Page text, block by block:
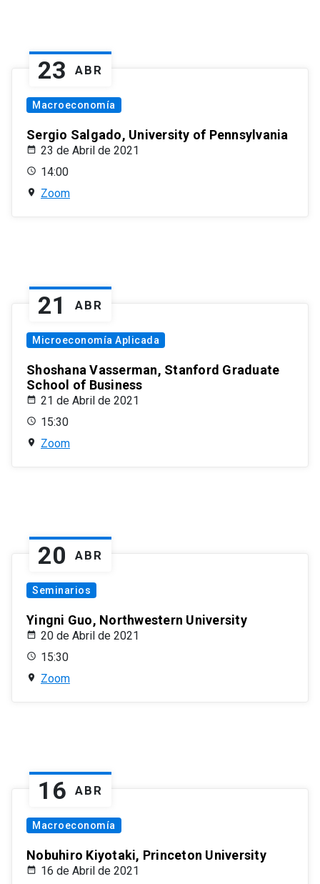
23 ABR
Macroeconomía
Sergio Salgado, University of Pennsylvania
23 de Abril de 2021
14:00
Zoom
21 ABR
Microeconomía Aplicada
Shoshana Vasserman, Stanford Graduate
School of Business
21 de Abril de 2021
15:30
Zoom
20 ABR
Seminarios
Yingni Guo, Northwestern University
20 de Abril de 2021
15:30
Zoom
16 ABR
Macroeconomía
Nobuhiro Kiyotaki, Princeton University
16 de Abril de 2021